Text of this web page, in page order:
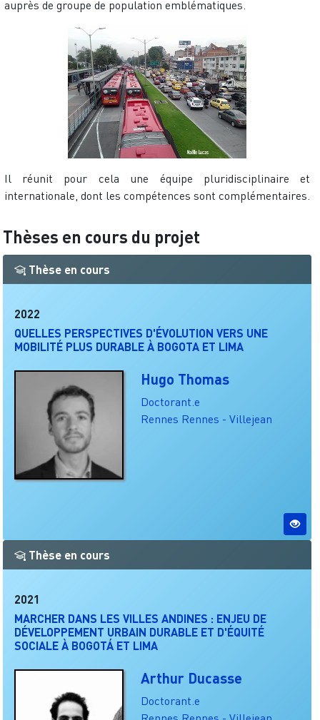
auprès de groupe de population emblématiques.
Il réunit pour cela une équipe pluridisciplinaire et
internationale, dont les compétences sont complémentaires.
Thèses en cours du projet
Thèse en cours
2022
QUELLES PERSPECTIVES D'ÉVOLUTION VERS UNE
MOBILITÉ PLUS DURABLE À BOGOTA ET LIMA
Hugo Thomas
Doctorant.e
Rennes Rennes - Villejean
Thèse en cours
2021
MARCHER DANS LES VILLES ANDINES : ENJEU DE
DÉVELOPPEMENT URBAIN DURABLE ET D'ÉQUITÉ
SOCIALE À BOGOTÁ ET LIMA
Arthur Ducasse
Doctorant.e